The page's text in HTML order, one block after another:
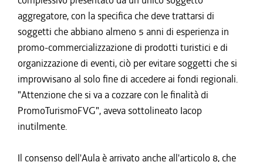
aggregatore, con la specifica che deve trattarsi di
soggetti che abbiano almeno 5 anni di esperienza in
promo-commercializzazione di prodotti turistici e di
organizzazione di eventi, ciò per evitare soggetti che si
improvvisano al solo fine di accedere ai fondi regionali.
"Attenzione che si va a cozzare con le finalità di
PromoTurismoFVG", aveva sottolineato Iacop
inutilmente.
Il consenso dell'Aula è arrivato anche all'articolo 8, che